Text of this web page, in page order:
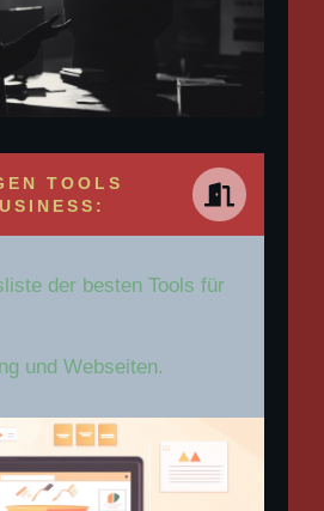
TOOLS
der besten Tools für
und Webseiten.